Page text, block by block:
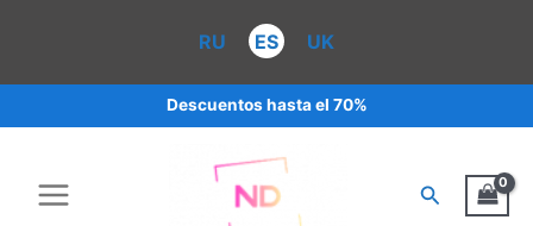
RU ES UK
Descuentos hasta el 70%
Buscar